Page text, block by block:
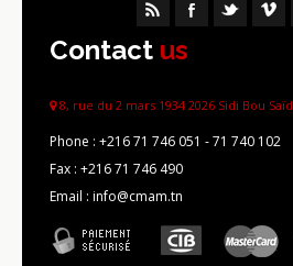
Contact us
8, rue du 2 mars 1934 2026 Sidi Bou Saïd
Phone : +216 71 746 051 - 71 740 102
Fax : +216 71 746 490
Email : info@cmam.tn